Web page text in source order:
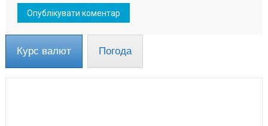
Курс валют Погода